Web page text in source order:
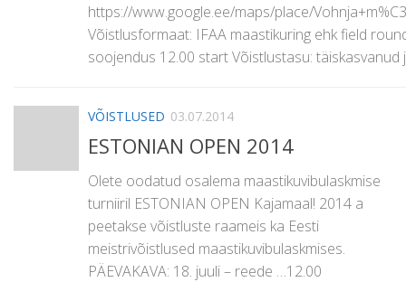
https://www.google.ee/maps/place/
Võistlusformaat: IFAA maastikuring ehk field
soojendus 12.00 start Võistlustasu: täiskasvanud
VÕISTLUSED 03.07.2014
ESTONIAN OPEN 2014
Olete oodatud osalema maastikuvibulaskmise
turniiril ESTONIAN OPEN Kajamaal! 2014 a
peetakse võistluste raameis ka Eesti
meistrivõistlused maastikuvibulaskmises.
PÄEVAKAVA: 18. juuli – reede …12.00